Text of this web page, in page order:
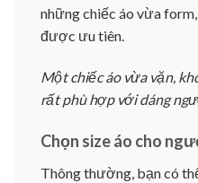
những chiếc áo vừa
được ưu tiên.
Một chiếc áo vừa vặn,
rất phù hợp với dáng
Chọn size áo cho
Thông thường, bạn có